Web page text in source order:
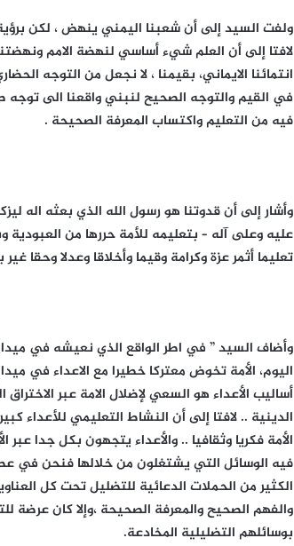
ولفت السيد إلى أن شعبنا اليمني ينهض ، لكن
لافتا إلى أن العلم شيء أساسي لنهضة الامم
انتمائنا الايماني، بقيمنا ، لا نجعل من التوجه
في القيم والتوجه الصحيح لنبني واقعنا الى توجه
فيه من التعليم واكتساب المعرفة الصحيحة .
وأشار إلى أن قدوتنا هو رسول الله الذي بعثه اله
عليه وعلى آله – بتعليمه للأمة حررها من
تعليما أثمر عزة وكرامة وقيما وأخلاقا وعدلا وحقا
وأضاف السيد ” في اطر الواقع الذي نعيشه في
اليوم، الأمة تخوض معتركا خطيرا مع الاعداء في
أساليب الأعداء هو السعي لإضلال الامة عبر
الدينية .. لافتا إلى أن النشاط التعليمي للأعداء
الأمة فكريا وثقافيا .. والأعداء يتجهون بكل جدا
فيه الوسائل التي يشتغلون من خلالها فنحن في
الكثير من الحملات الدعائية للتضليل تحت كل
والفهم الصحيح والمعرفة الصحيحة ،وإلا كان
بوسائلهم التضليلية المخادعة.